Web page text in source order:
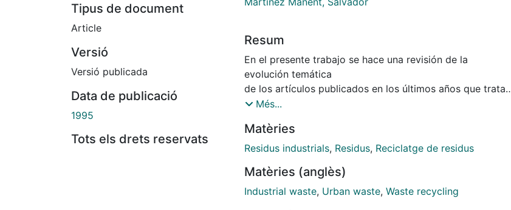
Tipus de document
Article
Versió
Versió publicada
Data de publicació
1995
Tots els drets reservats
Resum
En el presente trabajo se hace una revisión de la
evolución temática
de los artículos publicados en los últimos años que tratan
el tema de
También se hace
una revisión de los distintos tipos de residuos tratados así
metodología utilizada en su inertización o reutilización.
Los residuos
Més...
Matèries
Residus industrials, Residus, Reciclatge de residus
Matèries (anglès)
Industrial waste, Urban waste, Waste recycling